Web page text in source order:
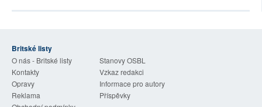
Britské listy
O nás - Britské listy
Stanovy OSBL
Kontakty
Vzkaz redakci
Opravy
Informace pro autory
Reklama
Příspěvky